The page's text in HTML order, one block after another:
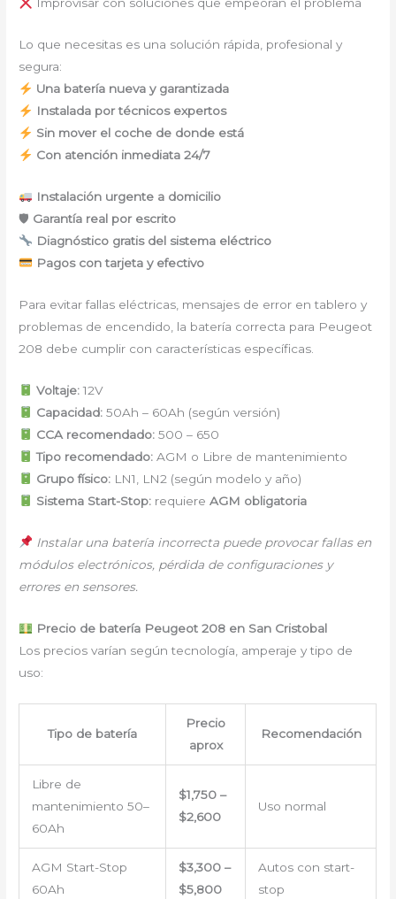
Improvisar con soluciones que empeoran el problema
Lo que necesitas es una solución rápida, profesional y
segura:
Una batería nueva y garantizada
Instalada por técnicos expertos
Sin mover el coche de donde está
Con atención inmediata 24/7
Instalación urgente a domicilio
🛡 Garantía real por escrito
Diagnóstico gratis del sistema eléctrico
Pagos con tarjeta y efectivo
Para evitar fallas eléctricas, mensajes de error en tablero y
problemas de encendido, la batería correcta para Peugeot
208 debe cumplir con características específicas.
Voltaje:12V
Capacidad:50Ah – 60Ah (según versión)
CCA recomendado:500 – 650
Tipo recomendado:AGM o Libre de mantenimiento
Grupo físico:LN1, LN2 (según modelo y año)
Sistema Start-Stop:requiere AGM obligatoria
Instalar una batería incorrecta puede provocar fallas en
módulos electrónicos, pérdida de configuraciones y
errores en sensores.
Precio de batería Peugeot 208 en San Cristobal
Los precios varían según tecnología, amperaje y tipo de
uso:
Tipo de batería
Precio
aprox
Recomendación
Libre de
mantenimiento 50–
60Ah
$1,750 –
$2,600
Uso normal
AGM Start-Stop
60Ah
$3,300 –
$5,800
Autos con start-
stop